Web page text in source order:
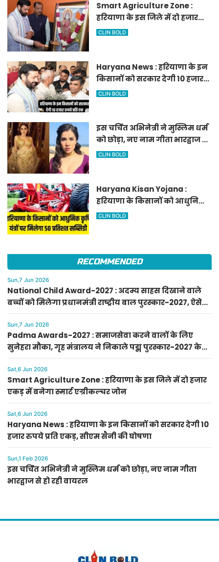
Smart Agriculture Zone :
हरियाणा के इस जिले में दो हजार
एकड़ में बनेगा स्मार्ट एग्रीकल्चर
CLIN BOLD
Haryana News : हरियाणा के इन
किसानों को सरकार देगी 10 हजार
रुपये प्रति एकड़, सीएम सैनी की
CLIN BOLD
इस चर्चित अभिनेत्री ने मुस्लिम धर्म
को छोड़ा, नए नाम गीता भारद्वाज से
हो रही वायरल
CLIN BOLD
Haryana Kisan Yojana :
हरियाणा के किसानों को आधुनिक
कृषि यंत्रों पर मिलेगा 50 प्रतिशत
CLIN BOLD
RECOMMENDED
Sun,7 Jun 2026
National Child Award-2027 : अदम्य साहस दिखाने वाले
बच्चों को मिलेगा प्रधानमंत्री राष्ट्रीय बाल पुरस्कार-2027, ऐसे
करें आवेदन
Sun,7 Jun 2026
Padma Awards-2027 : समाजसेवा करने वालों के लिए
सुनेहरा मौका, गृह मंत्रालय ने निकाले पद्म पुरस्कार-2027 के
लिए आवेदन
Sat,6 Jun 2026
Smart Agriculture Zone : हरियाणा के इस जिले में दो हजार
एकड़ में बनेगा स्मार्ट एग्रीकल्चर जोन
Sat,6 Jun 2026
Haryana News : हरियाणा के इन किसानों को सरकार देगी 10
हजार रुपये प्रति एकड़, सीएम सैनी की घोषणा
Sun,1 Feb 2026
इस चर्चित अभिनेत्री ने मुस्लिम धर्म को छोड़ा, नए नाम गीता
भारद्वाज से हो रही वायरल